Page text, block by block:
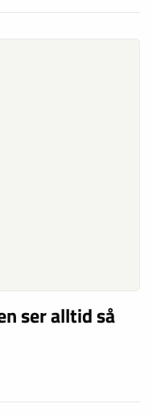
ser alltid så